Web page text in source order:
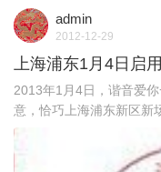
admin
2012-12-29
上海浦东1月4日启
2013年1月4日，谐音爱
意，恰巧上海浦东新区新